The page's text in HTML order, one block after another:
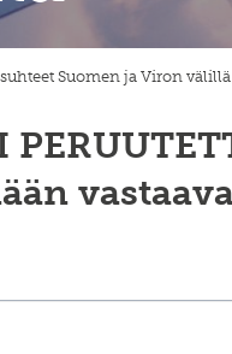
Suomen ja Viron välillä